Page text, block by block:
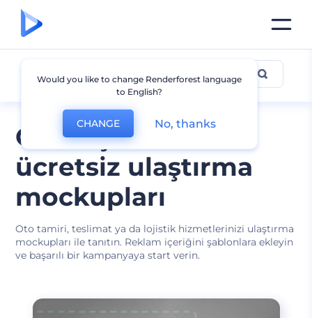
Özelleştirilebilir
ücretsiz ulaştırma
mockupları
Oto tamiri, teslimat ya da lojistik hizmetlerinizi ulaştırma
mockupları ile tanıtın. Reklam içeriğini şablonlara ekleyin
ve başarılı bir kampanyaya start verin.
Ulaştırma Mockup
Would you like to change Renderforest language
to English?
CHANGE No, thanks